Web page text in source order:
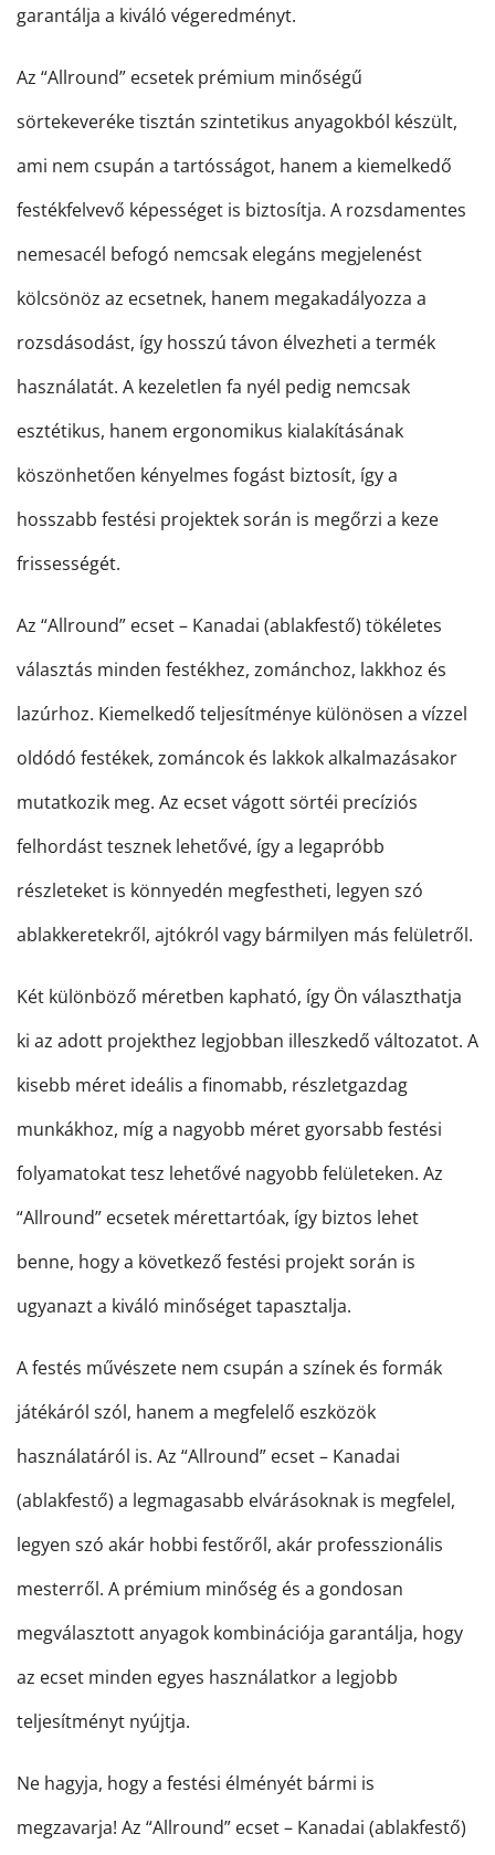
garantálja a kiváló végeredményt.
Az “Allround” ecsetek prémium minőségű
sörtekeveréke tisztán szintetikus anyagokból készült,
ami nem csupán a tartósságot, hanem a kiemelkedő
festékfelvevő képességet is biztosítja. A rozsdamentes
nemesacél befogó nemcsak elegáns megjelenést
kölcsönöz az ecsetnek, hanem megakadályozza a
rozsdásodást, így hosszú távon élvezheti a termék
használatát. A kezeletlen fa nyél pedig nemcsak
esztétikus, hanem ergonomikus kialakításának
köszönhetően kényelmes fogást biztosít, így a
hosszabb festési projektek során is megőrzi a keze
frissességét.
Az “Allround” ecset – Kanadai (ablakfestő) tökéletes
választás minden festékhez, zománchoz, lakkhoz és
lazúrhoz. Kiemelkedő teljesítménye különösen a vízzel
oldódó festékek, zománcok és lakkok alkalmazásakor
mutatkozik meg. Az ecset vágott sörtéi precíziós
felhordást tesznek lehetővé, így a legapróbb
részleteket is könnyedén megfestheti, legyen szó
ablakkeretekről, ajtókról vagy bármilyen más felületről.
Két különböző méretben kapható, így Ön választhatja
ki az adott projekthez legjobban illeszkedő változatot. A
kisebb méret ideális a finomabb, részletgazdag
munkákhoz, míg a nagyobb méret gyorsabb festési
folyamatokat tesz lehetővé nagyobb felületeken. Az
“Allround” ecsetek mérettartóak, így biztos lehet
benne, hogy a következő festési projekt során is
ugyanazt a kiváló minőséget tapasztalja.
A festés művészete nem csupán a színek és formák
játékáról szól, hanem a megfelelő eszközök
használatáról is. Az “Allround” ecset – Kanadai
(ablakfestő) a legmagasabb elvárásoknak is megfelel,
legyen szó akár hobbi festőről, akár professzionális
mesterről. A prémium minőség és a gondosan
megválasztott anyagok kombinációja garantálja, hogy
az ecset minden egyes használatkor a legjobb
teljesítményt nyújtja.
Ne hagyja, hogy a festési élményét bármi is
megzavarja! Az “Allround” ecset – Kanadai (ablakfestő)